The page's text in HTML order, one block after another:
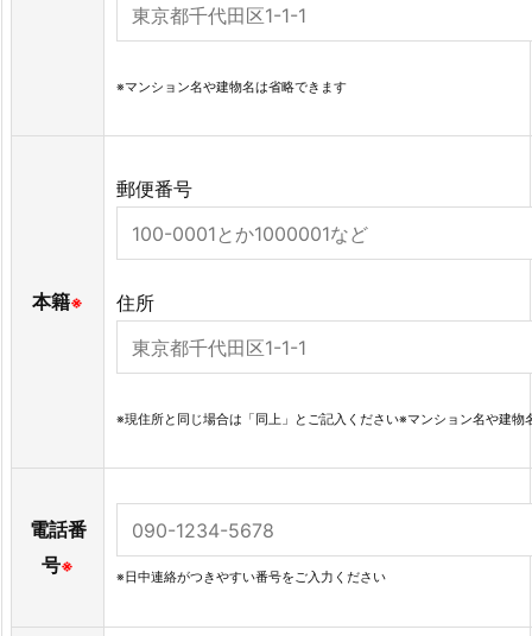
※マンション名や建物名は省略できます
本籍※
郵便番号
住所
※現住所と同じ場合は「同上」とご記入ください※マンション名や建物
電話番
号※
※日中連絡がつきやすい番号をご入力ください